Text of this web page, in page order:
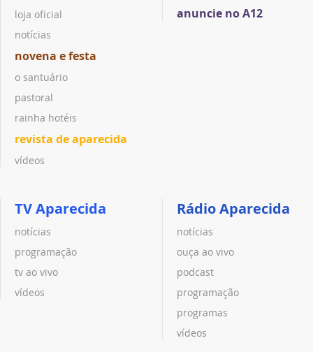
loja oficial
notícias
novena e festa
o santuário
pastoral
rainha hotéis
revista de aparecida
vídeos
anuncie no A12
TV Aparecida
notícias
programação
tv ao vivo
vídeos
Rádio Aparecida
notícias
ouça ao vivo
podcast
programação
programas
vídeos